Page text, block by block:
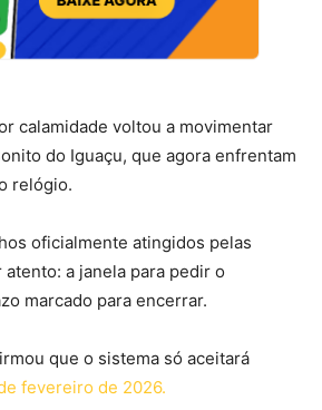
calamidade voltou a movimentar
do Iguaçu, que agora enfrentam
relógio.
oficialmente atingidos pelas
a janela para pedir o
marcado para encerrar.
que o sistema só aceitará
fevereiro de 2026.